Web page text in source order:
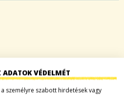
VÉDELMÉT
személyre szabott hirdetések vagy